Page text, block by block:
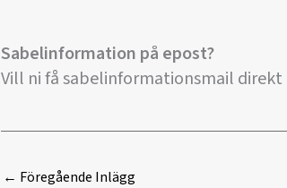
Sabelinformation på epost?
Vill ni få sabelinformationsmail
← Föregående Inlägg